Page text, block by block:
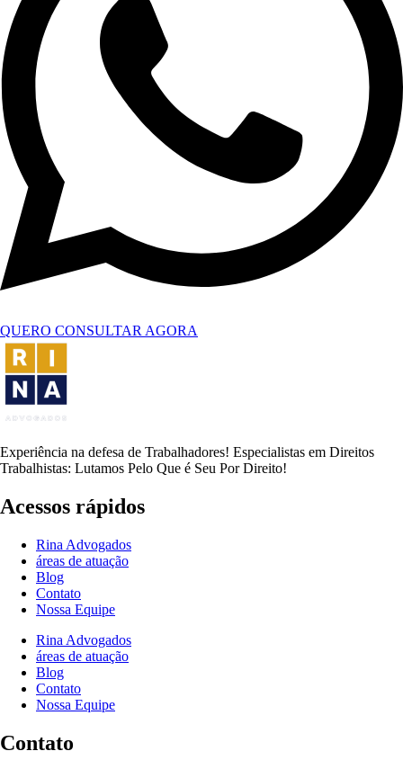
QUERO CONSULTAR AGORA
Experiência na defesa de Trabalhadores! Especialistas em Direitos
Trabalhistas: Lutamos Pelo Que é Seu Por Direito!
Acessos rápidos
Rina Advogados
áreas de atuação
Blog
Contato
Nossa Equipe
Rina Advogados
áreas de atuação
Blog
Contato
Nossa Equipe
Contato